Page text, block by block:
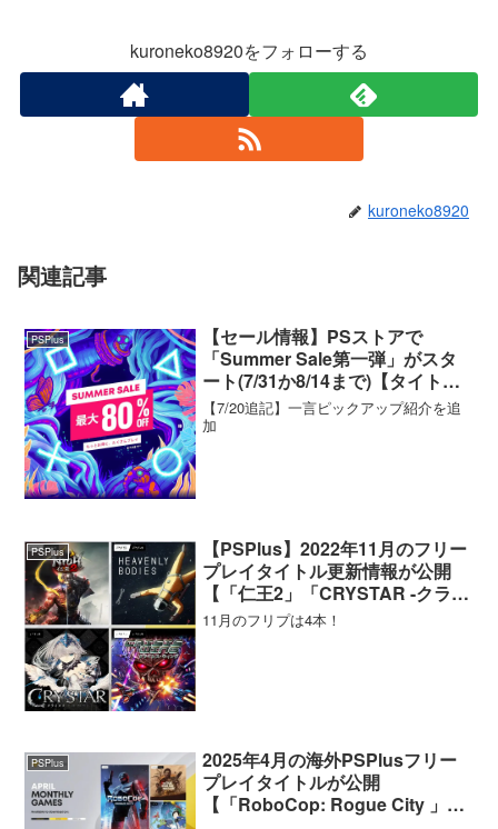
kuroneko8920をフォローする
kuroneko8920
関連記事
PSPlus
【セール情報】PSストアで
「Summer Sale第一弾」がスタ
ート(7/31か8/14まで)【タイトル
一覧・ソート機能付き】
【7/20追記】一言ピックアップ紹介を追
加
PSPlus
【PSPlus】2022年11月のフリー
プレイタイトル更新情報が公開
【「仁王2」「CRYSTAR -クライ
スタ-」など】
11月のフリプは4本！
PSPlus
2025年4月の海外PSPlusフリー
プレイタイトルが公開
【「RoboCop: Rogue City 」な